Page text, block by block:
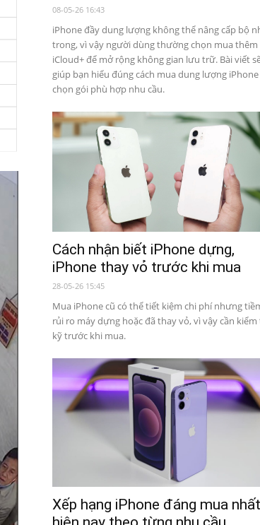
08-05-26 16:43
iPhone đầy dung lượng không thể nâng cấp bộ
trong, vì vậy người dùng thường chọn mua thêm
iCloud+ để mở rộng không gian lưu trữ. Bài viết
giúp bạn hiểu đúng cách mua dung lượng
chọn gói phù hợp nhu cầu.
Cách nhận biết iPhone dựng,
iPhone thay vỏ trước khi mua
28-05-26 15:45
Mua iPhone cũ có thể tiết kiệm chi phí nhưng
rủi ro máy dựng hoặc đã thay vỏ, vì vậy cần kiểm
kỹ trước khi mua.
Xếp hạng iPhone đáng mua nhất